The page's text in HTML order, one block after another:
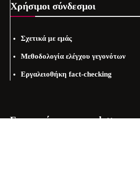
Χρήσιμοι σύνδεσμοι
Σχετικά με εμάς
Μεθοδολογία ελέγχου γεγονότων
Εργαλειοθήκη fact-checking
Εγγραφείτε στo newsletter μας